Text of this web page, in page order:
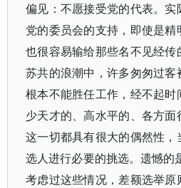
偏见：不愿接受党的代表。
党的委员会的支持，即使是
也很容易输给那些名不见经
苏共的浪潮中，许多匆匆过
根本不能胜任工作，经不起
少天才的、高水平的、各方
这一切都具有很大的偶然性
选人进行必要的挑选。遗憾的
考虑过这些情况，差额选举